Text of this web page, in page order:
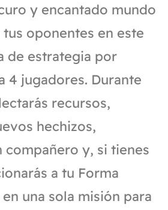
y encantado mundo
oponentes en este
de estrategia por
4 jugadores. Durante
recursos,
hechizos,
compañero y, si tienes
a tu Forma
una sola misión para